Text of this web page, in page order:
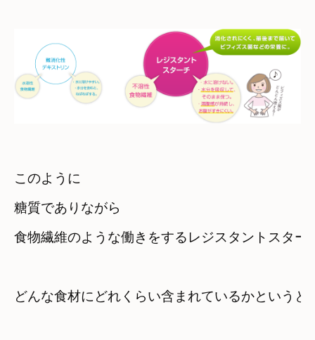
このように
糖質でありながら
食物繊維のような働きをするレジスタントスター
どんな食材にどれくらい含まれているかというと